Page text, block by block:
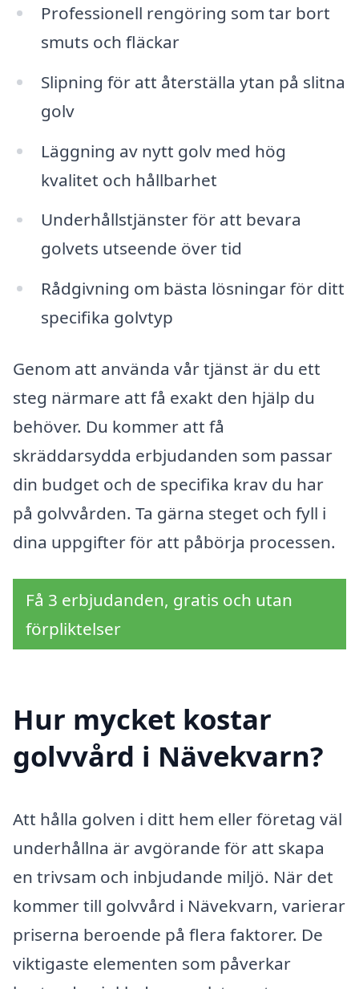
Professionell rengöring som tar bort
smuts och fläckar
Slipning för att återställa ytan på slitna
golv
Läggning av nytt golv med hög
kvalitet och hållbarhet
Underhållstjänster för att bevara
golvets utseende över tid
Rådgivning om bästa lösningar för ditt
specifika golvtyp
Genom att använda vår tjänst är du ett
steg närmare att få exakt den hjälp du
behöver. Du kommer att få
skräddarsydda erbjudanden som passar
din budget och de specifika krav du har
på golvvården. Ta gärna steget och fyll i
dina uppgifter för att påbörja processen.
Få 3 erbjudanden, gratis och utan
förpliktelser
Hur mycket kostar
golvvård i Nävekvarn?
Att hålla golven i ditt hem eller företag väl
underhållna är avgörande för att skapa
en trivsam och inbjudande miljö. När det
kommer till golvvård i Nävekvarn, varierar
priserna beroende på flera faktorer. De
viktigaste elementen som påverkar